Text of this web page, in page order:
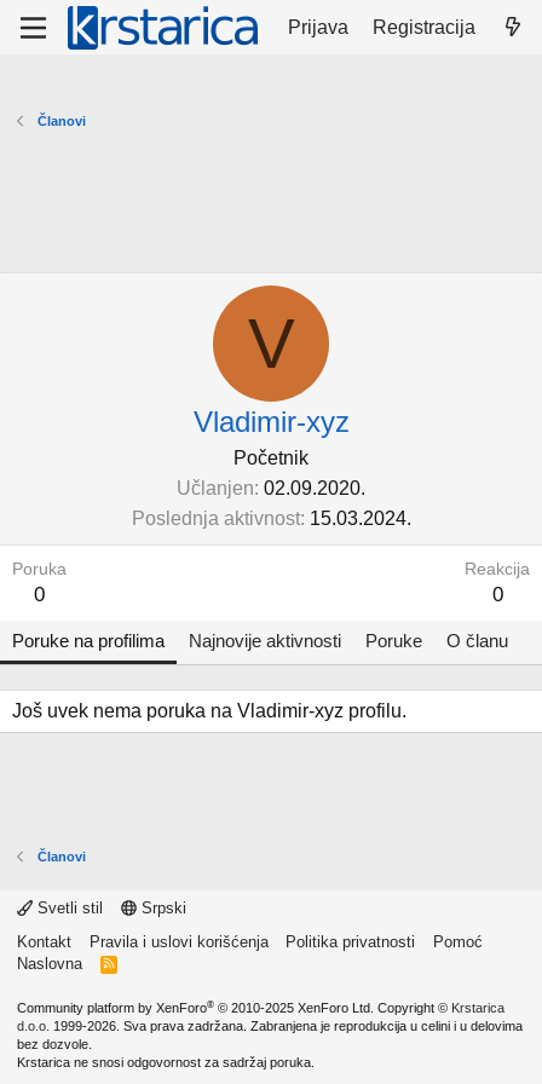
Prijava Registracija
Članovi
V
Vladimir-xyz
Početnik
Učlanjen 02.09.2020.
Poslednja aktivnost 15.03.2024.
Poruka
0
Reakcija
0
Poruke na profilima Najnovije aktivnosti Poruke O članu
Još uvek nema poruka na Vladimir-xyz profilu.
Članovi
Svetli stil
Srpski
Kontakt
Pravila i uslovi korišćenja Politika privatnosti
Pomoć
Naslovna
R
Community platform by XenForo® © 2010-2025 XenForo Ltd. Copyright © Krstarica
d.o.o. 1999-2026. Sva prava zadržana. Zabranjena je reprodukcija u celini i u delovima
bez dozvole.
Krstarica ne snosi odgovornost za sadržaj poruka.